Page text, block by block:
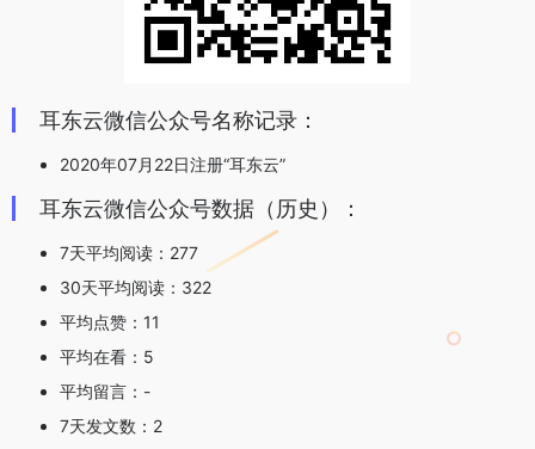
耳东云微信公众号名称记录：
2020年07月22日注册“耳东云”
耳东云微信公众号数据（历史）：
7天平均阅读：277
30天平均阅读：322
平均点赞：11
平均在看：5
平均留言：-
7天发文数：2